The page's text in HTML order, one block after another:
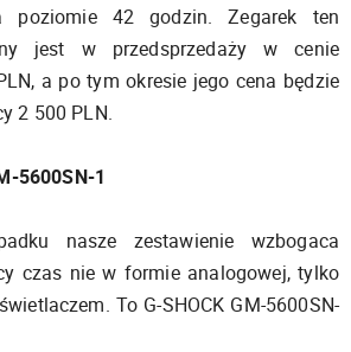
poziomie 42 godzin. Zegarek ten
jest w przedsprzedaży w cenie
a po tym okresie jego cena będzie
2 500 PLN.
5600SN-1
nasze zestawienie wzbogaca
czas nie w formie analogowej, tylko
To G-SHOCK GM-5600SN-